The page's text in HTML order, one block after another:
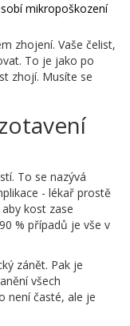
mikropoškození
zhojení. Vaše čelist,
To je jako po
zhojí. Musíte se
To se nazývá
- lékař prostě
kost zase
% případů je vše v
zánět. Pak je
všech
není časté, ale je